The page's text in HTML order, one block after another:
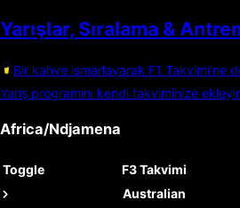
Yarışlar, Sıralama &
Bir kahve ısmarlayarak F1 Takvimi'ne
Yarış programını kendi takviminize
Africa/Ndjamena
Toggle F3 Takvimi
Australian